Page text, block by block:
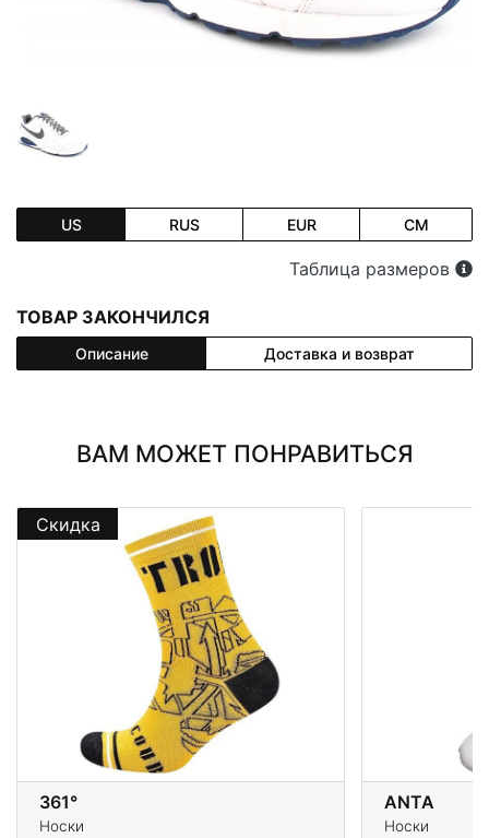
US RUS EUR CM
Таблица размеров
ТОВАР ЗАКОНЧИЛСЯ
Описание Доставка и возврат
ВАМ МОЖЕТ ПОНРАВИТЬСЯ
Скидка
361°
Носки
ANTA
Носки